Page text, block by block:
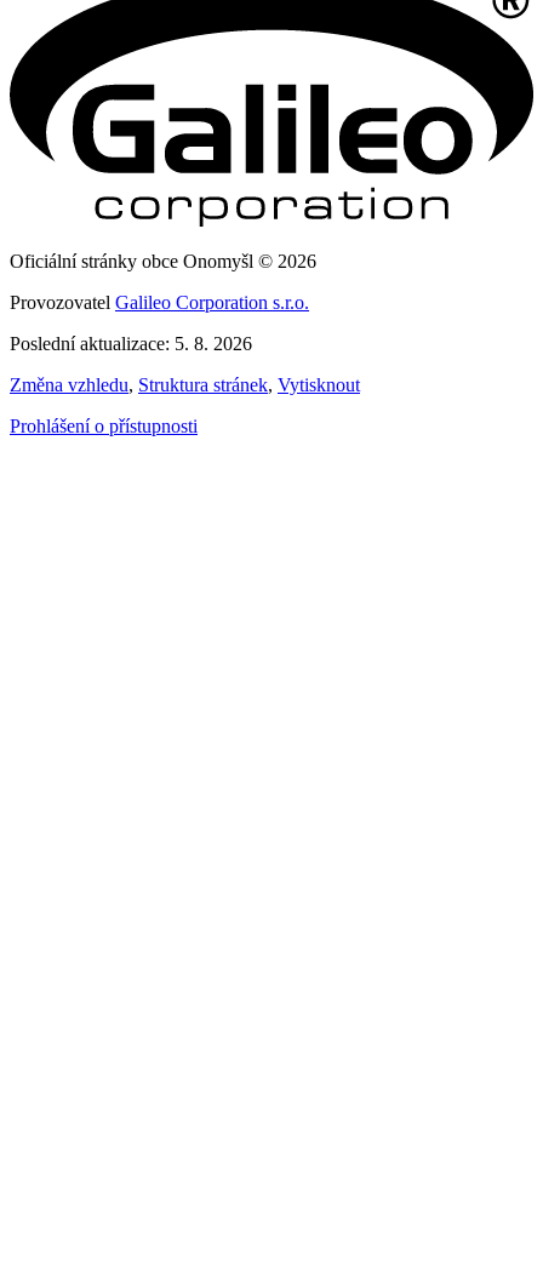
Oficiální stránky obce Onomyšl © 2026
Provozovatel Galileo Corporation s.r.o.
Poslední aktualizace: 5. 8. 2026
Změna vzhledu, Struktura stránek, Vytisknout
Prohlášení o přístupnosti